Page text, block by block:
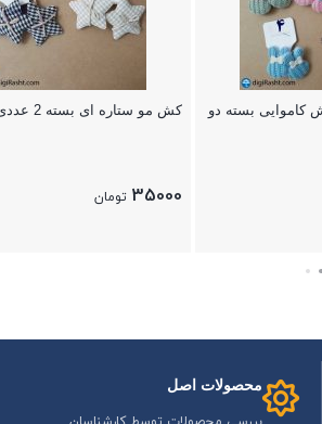
بسته دو
کش مو ستاره ای بسته 2 عددی
35000 تومان
محصولات اصل